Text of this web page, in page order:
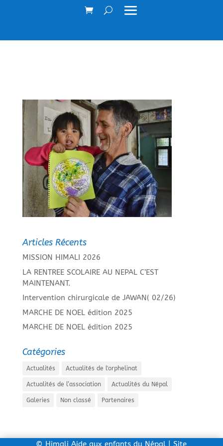
Articles Récents
MISSION HIMALI 2026
LA RENTREE SCOLAIRE AU NEPAL C’EST
MAINTENANT.
Intervention chirurgicale de JAWAN( 02/26)
MARCHE DE NOEL édition 2025
MARCHE DE NOEL édition 2025
Catégories
Actualités Actualités de l'orphelinat
Actualités de l’association Actualités du Népal
Galeries Non classé Partenaires
© Himali Aide aux enfants du Népal | Site